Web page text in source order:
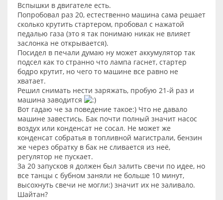
Вспышки в двигателе есть.
Попробовал раз 20, естественно машина сама решает
сколько крутить стартером, пробовал с нажатой
педалью газа (это я так понимаю никак не влияет
заслонка не открывается).
Посидел в печали думаю ну может аккумулятор так
подсел как то странно что лампа гаснет, стартер
бодро крутит, но чего то машине все равно не
хватает.
Решил снимать нести заряжать, пробую 21-й раз и
машина заводится
Вот гадаю че за поведение такое:) Что не давало
машине завестись. Бак почти полный значит насос
воздух или конденсат не сосал. Не может же
конденсат собратья в топливной магистрали, бензин
же через обратку в бак не сливается из неё,
регулятор не пускает.
За 20 запусков я должен был залить свечи по идее, но
все танцы с бубном заняли не больше 10 минут,
высохнуть свечи не могли:) значит их не заливало.
Шайтан?